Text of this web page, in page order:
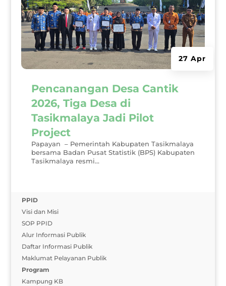
Pencanangan Desa Cantik
2026, Tiga Desa di
Tasikmalaya Jadi Pilot
Project
27 Apr
Papayan – Pemerintah Kabupaten Tasikmalaya
bersama Badan Pusat Statistik (BPS) Kabupaten
Tasikmalaya resmi...
PPID
Visi dan Misi
SOP PPID
Alur Informasi Publik
Daftar Informasi Publik
Maklumat Pelayanan Publik
Program
Kampung KB